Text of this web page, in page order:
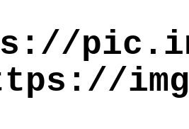
pic.in.th/